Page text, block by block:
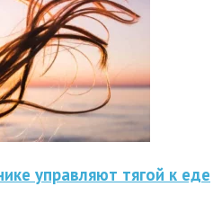
управляют тягой к еде